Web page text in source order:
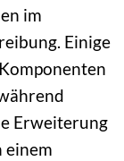
im
Einige
Erweiterung
einem